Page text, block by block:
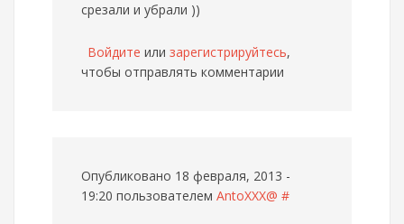
срезали и убрали ))
Войдите или зарегистрируйтесь,
чтобы отправлять комментарии
Опубликовано 18 февраля, 2013 -
19:20 пользователем AntoXXX@ #